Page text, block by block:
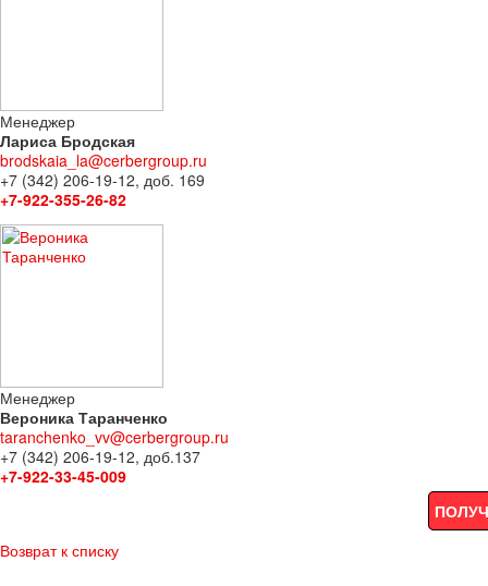
Менеджер
Лариса Бродская
brodskaia_la@cerbergroup.ru
+7 (342) 206-19-12, доб. 169
+7-922-355-26-82
Менеджер
Вероника Таранченко
taranchenko_vv@cerbergroup.ru
+7 (342) 206-19-12, доб.137
+7-922-33-45-009
Возврат к списку